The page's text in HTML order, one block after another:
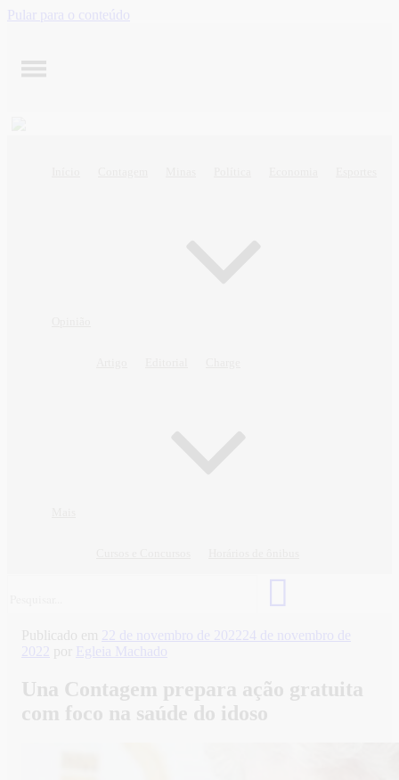
Pular para o conteúdo
Publicado em 22 de novembro de 2022
24 de novembro de
2022
por Egleia Machado
Una Contagem prepara ação gratuita
com foco na saúde do idoso